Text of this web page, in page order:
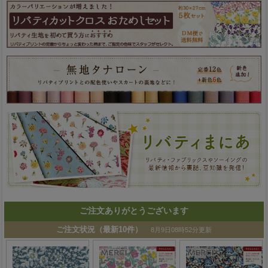
ご注文ありがとうございます